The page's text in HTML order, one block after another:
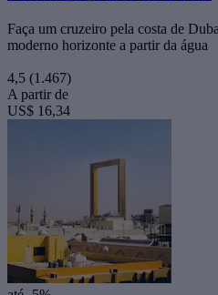
Faça um cruzeiro pela costa de
moderno horizonte a partir da água
4,5 (1.467)
A partir de
US$ 16,34